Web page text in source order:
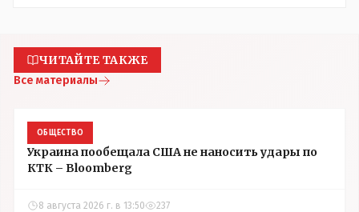
ЧИТАЙТЕ ТАКЖЕ
Все материалы
ОБЩЕСТВО
Украина пообещала США не наносить удары по
КТК – Bloomberg
8 августа 2026 г. в 13:50 237